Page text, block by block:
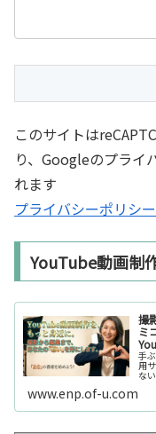
このサイトは
り、Googleのプライ
れます
プライバシーポリシー
YouTube動画制
撮
ミ
手
用
な
続
www.enp.of-u.com